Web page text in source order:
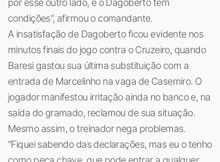
condições", afirmou o comandante.
A insatisfação de Dagoberto ficou evidente nos
minutos finais do jogo contra o Cruzeiro, quando
Baresi gastou sua última substituição com a
entrada de Marcelinho na vaga de Casemiro. O
jogador manifestou irritação ainda no banco e, na
saída do gramado, reclamou de sua situação.
Mesmo assim, o treinador nega problemas.
"Fiquei sabendo das declarações, mas eu o tenho